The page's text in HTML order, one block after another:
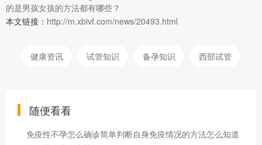
的是男孩女孩的方法都有哪些？
本文链接： http://m.xbivf.com/news/20493.html
健康资讯 试管知识 备孕知识 西部试管
随便看看
免疫性不孕怎么确诊简单判断自身免疫情况的方法怎么知道